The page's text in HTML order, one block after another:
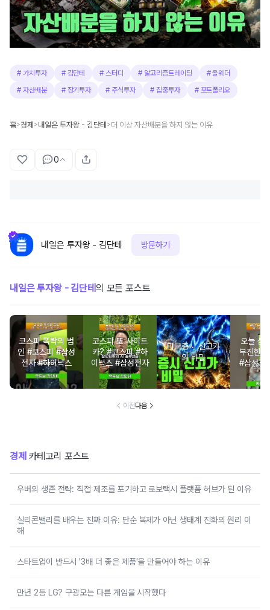
# 가치투자 # 김단테 #스터디 # 알고리즘트레이딩 #올웨더
# 자산배분 # 장기투자 # 주식투자 # 집중투자 # 포트폴리오
홈>경제 >내일은 투자왕 - 김단테 >더 이상 자산배분을 하지 않는 이유
0
내일은 투자왕 - 김단테 방문하기
내일은 투자왕 - 김단테 의 모든 포스트
코스피 폭락의 범
인 #코스피 #삼성
전자 #하이닉스
코스피 또 사이드
카? #코스피 #하
이닉스 #삼성전자
미국증시 신고가
의 비밀
오늘 삼
부진한
#삼성전
닉스 #
이전다음
경제 카테고리 포스트
우버의 생존 전략: 직접 제조를 포기하고 로보택시 플랫폼 허브가 된 이유
실리콘밸리를 배우는 진짜 이유: 단순 복제가 아닌 생태계 진화의 원리 이
해
스타트업이 반드시 '3배 더 좋은 제품'을 만들어야 하는 이유
만년 2등 LG? 구광모는 다른 게임을 시작했다